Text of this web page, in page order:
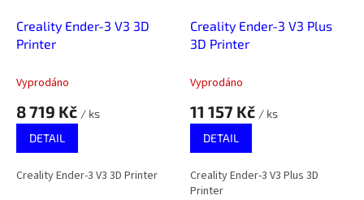
Creality Ender-3 V3 3D
Printer
Vyprodáno
8 719 Kč / ks
DETAIL
Creality Ender-3 V3 3D Printer
Creality Ender-3 V3 Plus
3D Printer
Vyprodáno
11 157 Kč / ks
DETAIL
Creality Ender-3 V3 Plus 3D
Printer